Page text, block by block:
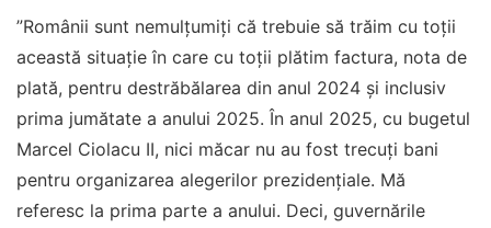
”Românii sunt nemulţumiţi că trebuie să trăim cu toţii
această situaţie în care cu toţii plătim factura, nota de
plată, pentru destrăbălarea din anul 2024 şi inclusiv
prima jumătate a anului 2025. În anul 2025, cu bugetul
Marcel Ciolacu II, nici măcar nu au fost trecuţi bani
pentru organizarea alegerilor prezidenţiale. Mă
referesc la prima parte a anului. Deci, guvernările